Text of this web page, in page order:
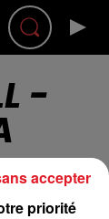
-
priorité
accepter